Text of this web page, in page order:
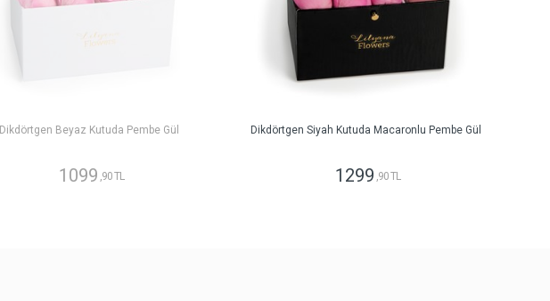
Dikdörtgen Beyaz Kutuda Pembe Gül
1099 ,90 TL
Dikdörtgen Siyah Kutuda Macaronlu Pembe Gül
1299 ,90 TL